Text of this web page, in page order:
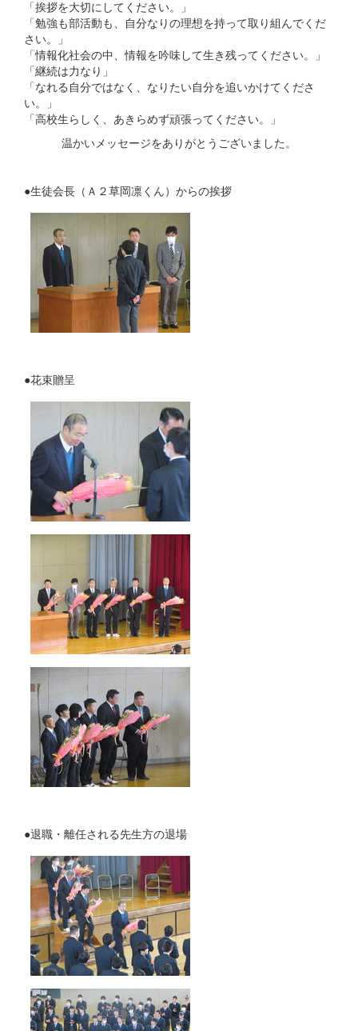
「挨拶を大切にしてください。」
「勉強も部活動も、自分なりの理想を持って取り組んでくだ
さい。」
「情報化社会の中、情報を吟味して生き残ってください。」
「継続は力なり」
「なれる自分ではなく、なりたい自分を追いかけてくださ
い。」
「高校生らしく、あきらめず頑張ってください。」
温かいメッセージをありがとうございました。
●生徒会長（Ａ２草岡凛くん）からの挨拶
●花束贈呈
●退職・離任される先生方の退場